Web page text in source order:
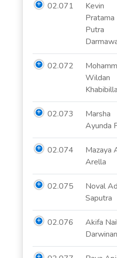
02.071
Kevin
Pratama
Putra
02.072
Wildan
02.073
Marsha
Ayunda
02.074
Mazaya
Arella
02.075
Noval
Saputra
02.076
Akifa